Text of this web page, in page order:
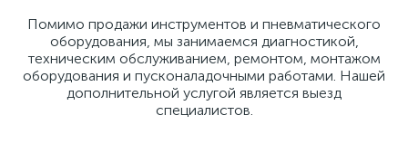
Помимо продажи инструментов и пневматического
оборудования, мы занимаемся диагностикой,
техническим обслуживанием, ремонтом, монтажом
оборудования и пусконаладочными работами. Нашей
дополнительной услугой является выезд
специалистов.